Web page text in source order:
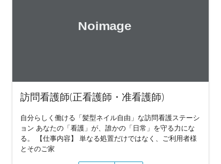
訪問看護師(正看護師・准看護師)
自分らしく働ける「髪型ネイル自由」な訪問看護ステーシ
ョン あなたの「看護」が、誰かの「日常」を守る力にな
る。 【仕事内容】 単なる処置だけではなく、ご利用者様
とそのご家